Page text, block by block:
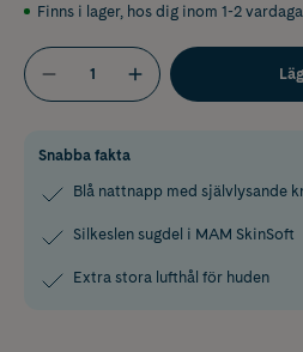
Finns i lager, hos dig inom 1-2
Snabba fakta
Blå nattnapp med självlysande
Silkeslen sugdel i MAM SkinSoft
Extra stora lufthål för huden